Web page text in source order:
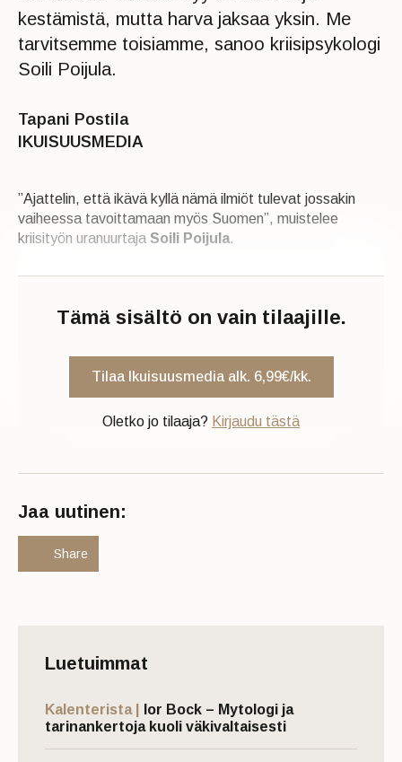
kestämistä, mutta harva jaksaa yksin. Me
tarvitsemme toisiamme, sanoo kriisipsykologi
Soili Poijula.
Tapani Postila
IKUISUUSMEDIA
”Ajattelin, että ikävä kyllä nämä ilmiöt tulevat jossakin
vaiheessa tavoittamaan myös Suomen”, muistelee
kriisityön uranuurtaja Soili Poijula.
Tämä sisältö on vain tilaajille.
Tilaa Ikuisuusmedia alk. 6,99€/kk.
Oletko jo tilaaja? Kirjaudu tästä
Jaa uutinen:
Share
Luetuimmat
Kalenterista |
Ior Bock – Mytologi ja
tarinankertoja kuoli väkivaltaisesti